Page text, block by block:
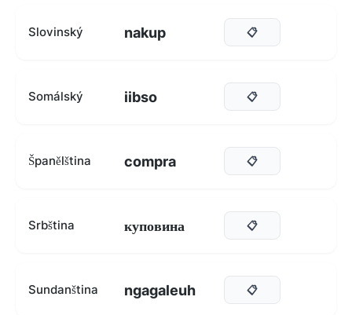
Slovinský nakup 📋
Somálský iibso 📋
Španělština compra 📋
Srbština куповина 📋
Sundanština ngagaleuh 📋